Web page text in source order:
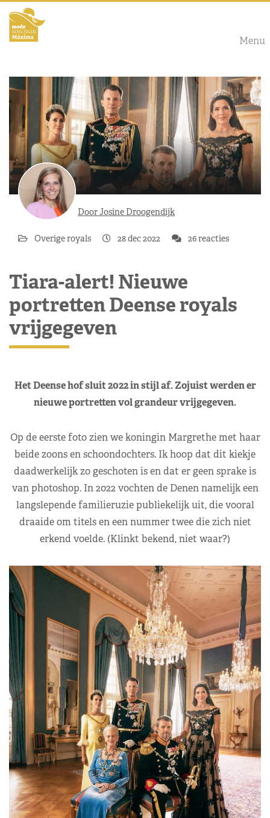
Menu
Door Josine Droogendijk
Overige royals 28 dec 2022 26 reacties
Tiara-alert! Nieuwe
portretten Deense royals
vrijgegeven
Het Deense hof sluit 2022 in stijl af. Zojuist werden er
nieuwe portretten vol grandeur vrijgegeven.
Op de eerste foto zien we koningin Margrethe met haar
beide zoons en schoondochters. Ik hoop dat dit kiekje
daadwerkelijk zo geschoten is en dat er geen sprake is
van photoshop. In 2022 vochten de Denen namelijk een
langslepende familieruzie publiekelijk uit, die vooral
draaide om titels en een nummer twee die zich niet
erkend voelde. (Klinkt bekend, niet waar?)